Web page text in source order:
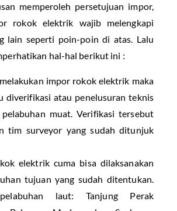
memperoleh persetujuan impor,
rokok elektrik wajib melengkapi
lain seperti poin-poin di atas. Lalu
hal-hal berikut ini :
impor rokok elektrik maka
diverifikasi atau penelusuran teknis
muat. Verifikasi tersebut
tim surveyor yang sudah ditunjuk
elektrik cuma bisa dilaksanakan
tujuan yang sudah ditentukan.
laut: Tanjung Perak